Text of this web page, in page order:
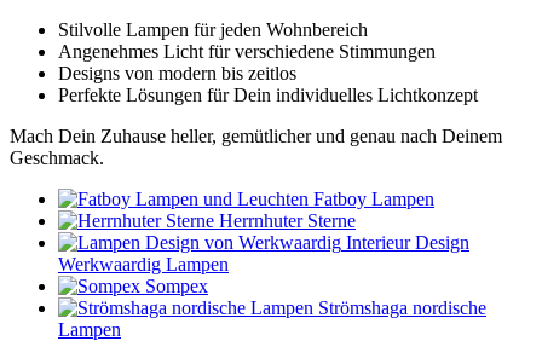
Stilvolle Lampen für jeden Wohnbereich
Angenehmes Licht für verschiedene Stimmungen
Designs von modern bis zeitlos
Perfekte Lösungen für Dein individuelles Lichtkonzept
Mach Dein Zuhause heller, gemütlicher und genau nach Deinem
Geschmack.
Fatboy Lampen
Herrnhuter Sterne
Interieur Design
Werkwaardig Lampen
Sompex
Strömshaga nordische
Lampen